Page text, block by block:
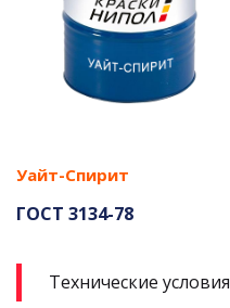
Уайт-Спирит
ГОСТ 3134-78
Технические условия